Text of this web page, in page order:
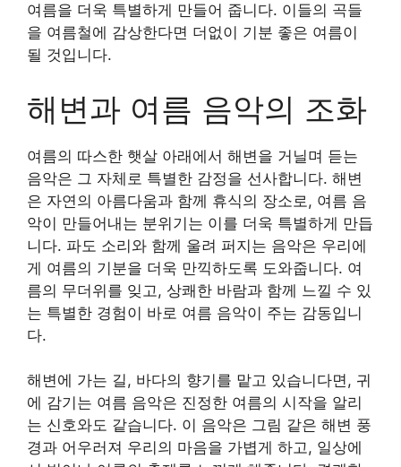
여름을 더욱 특별하게 만들어 줍니다. 이들의 곡들
을 여름철에 감상한다면 더없이 기분 좋은 여름이
될 것입니다.
해변과 여름 음악의 조화
여름의 따스한 햇살 아래에서 해변을 거닐며 듣는
음악은 그 자체로 특별한 감정을 선사합니다. 해변
은 자연의 아름다움과 함께 휴식의 장소로, 여름 음
악이 만들어내는 분위기는 이를 더욱 특별하게 만듭
니다. 파도 소리와 함께 울려 퍼지는 음악은 우리에
게 여름의 기분을 더욱 만끽하도록 도와줍니다. 여
름의 무더위를 잊고, 상쾌한 바람과 함께 느낄 수 있
는 특별한 경험이 바로 여름 음악이 주는 감동입니
다.
해변에 가는 길, 바다의 향기를 맡고 있습니다면, 귀
에 감기는 여름 음악은 진정한 여름의 시작을 알리
는 신호와도 같습니다. 이 음악은 그림 같은 해변 풍
경과 어우러져 우리의 마음을 가볍게 하고, 일상에